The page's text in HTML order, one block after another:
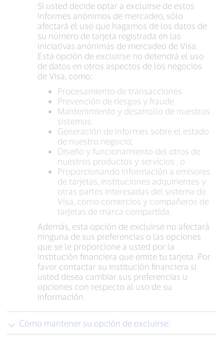
Si usted decide optar a excluirse de estos
informes anónimos de mercadeo, sólo
afectará el uso que hagamos de los datos de
su número de tarjeta registrada en las
iniciativas anónimas de mercadeo de Visa.
Esta opción de excluirse no detendrá el uso
de datos en otros aspectos de los negocios
de Visa, como:
Procesamiento de transacciones
Prevención de riesgos y fraude
Mantenimiento y desarrollo de nuestros
sistemas;
Generación de informes sobre el estado
de nuestro negocio;
Diseño y funcionamiento del otros de
nuestros productos y servicios , o
Proporcionando información a emisores
de tarjetas, instituciones adquirientes y
otras partes interesadas del sistema de
Visa, como comercios y compañeros de
tarjetas de marca compartida.
Además, esta opción de excluirse no afectará
ninguna de sus preferencias o las opciones
que se le proporcione a usted por la
institución financiera que emite tu tarjeta. Por
favor contactar su institución financiera si
usted desea cambiar sus preferencias u
opciones con respecto al uso de su
información.
Cómo mantener su opción de excluirse: